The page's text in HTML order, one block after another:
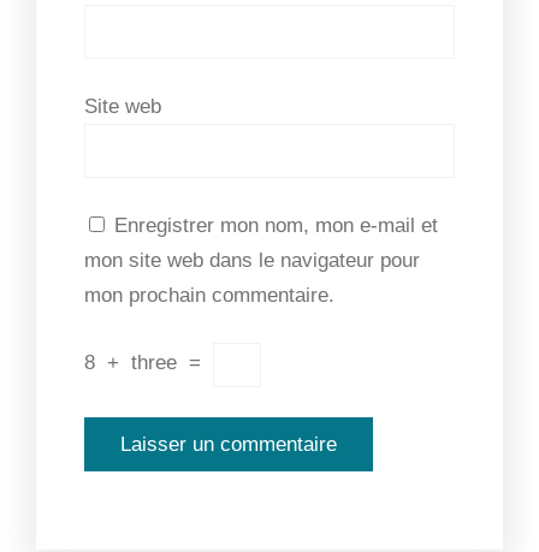
Site web
Enregistrer mon nom, mon e-mail et
mon site web dans le navigateur pour
mon prochain commentaire.
8 + three =